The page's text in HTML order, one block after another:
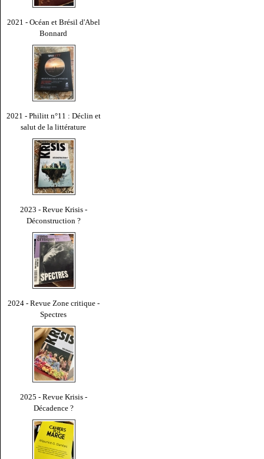
2021 - Océan et Brésil d'Abel
Bonnard
2021 - Philitt n°11 : Déclin et
salut de la littérature
2023 - Revue Krisis -
Déconstruction ?
2024 - Revue Zone critique -
Spectres
2025 - Revue Krisis -
Décadence ?